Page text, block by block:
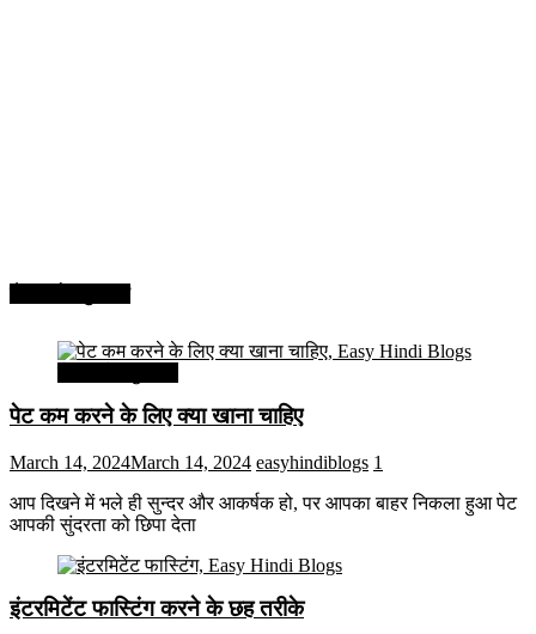
पेट कम करने के लिए क्या खाना चाहिए
March 14, 2024March 14, 2024 easyhindiblogs 1
आप दिखने में भले ही सुन्दर और आकर्षक हो, पर आपका बाहर निकला हुआ पेट
आपकी सुंदरता को छिपा देता
इंटरमिटेंट फास्टिंग करने के छह तरीके